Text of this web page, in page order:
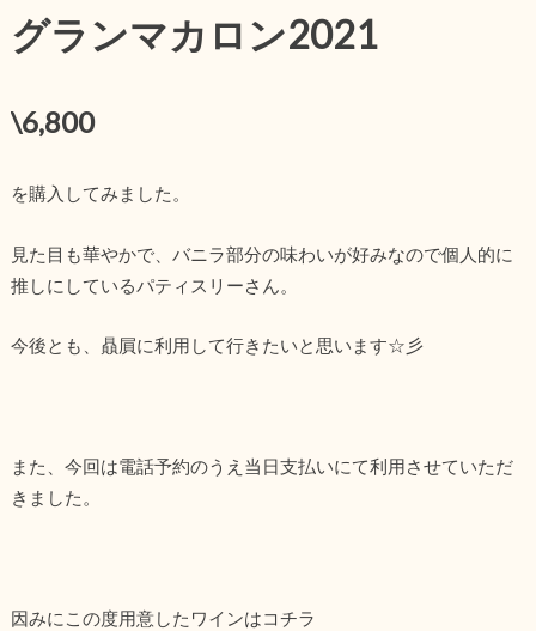
グランマカロン2021
\6,800
を購入してみました。
見た目も華やかで、バニラ部分の味わいが好みなので個人的に
推しにしているパティスリーさん。
今後とも、贔屓に利用して行きたいと思います☆彡
また、今回は電話予約のうえ当日支払いにて利用させていただ
きました。
因みにこの度用意したワインはコチラ